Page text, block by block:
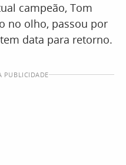
campeão, Tom
no olho, passou por
data para retorno.
PUBLICIDADE